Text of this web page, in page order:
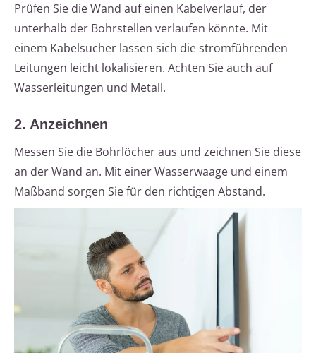
Prüfen Sie die Wand auf einen Kabelverlauf, der
unterhalb der Bohrstellen verlaufen könnte. Mit
einem Kabelsucher lassen sich die stromführenden
Leitungen leicht lokalisieren. Achten Sie auch auf
Wasserleitungen und Metall.
2. Anzeichnen
Messen Sie die Bohrlöcher aus und zeichnen Sie diese
an der Wand an. Mit einer Wasserwaage und einem
Maßband sorgen Sie für den richtigen Abstand.